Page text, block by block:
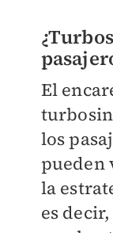
El
los
pueden
la
es